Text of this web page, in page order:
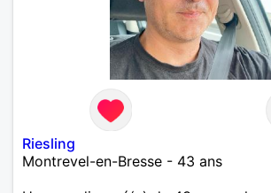
Riesling
Montrevel-en-Bresse - 43 ans